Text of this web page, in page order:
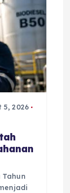
2026
Tahun